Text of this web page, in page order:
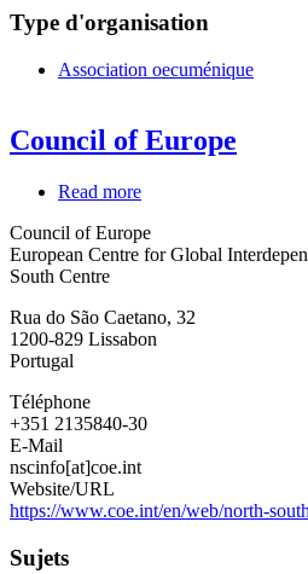
Type d'organisation
Association oecuménique
Council of Europe
Read more
of
Europe
Council of Europe
European Centre for Global
South Centre
Rua do São Caetano, 32
1200-829 Lissabon
Portugal
Téléphone
+351 2135840-30
E-Mail
nscinfo[at]coe.int
Website/URL
https://www.coe.int/en/web/north-
Sujets